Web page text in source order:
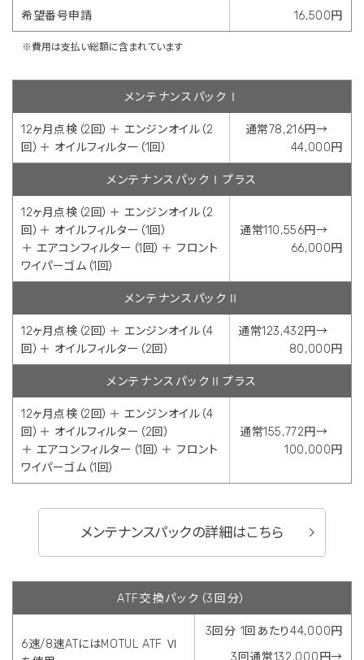
希望番号申請 16,500円
※費用は支払い総額に含まれています
メンテナンスパックⅠ
12ヶ月点検（2回）＋ エンジンオイル（2
回）＋ オイルフィルター（1回）
通常78,216円→
44,000円
メンテナンスパックⅠプラス
12ヶ月点検（2回）＋ エンジンオイル（2
回）＋ オイルフィルター（1回）
＋ エアコンフィルター（1回）＋ フロント
ワイパーゴム（1回）
通常110,556円→
66,000円
メンテナンスパックⅡ
12ヶ月点検（2回）＋ エンジンオイル（4
回）＋ オイルフィルター（2回）
通常123,432円→
80,000円
メンテナンスパックⅡプラス
12ヶ月点検（2回）＋ エンジンオイル（4
回）＋ オイルフィルター（2回）
＋ エアコンフィルター（1回）＋ フロント
ワイパーゴム（1回）
通常155,772円→
100,000円
メンテナンスパックの詳細はこちら
ATF交換パック（3回分）
6速/8速ATにはMOTUL ATF Ⅵ
3回分 1回あたり44,000円